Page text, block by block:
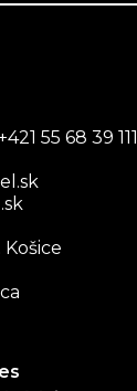
55 68 39 111
Košice